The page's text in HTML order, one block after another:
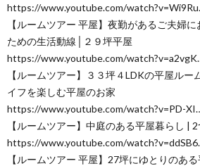
https://www.youtube.com/
【ルームツアー 平屋】夜勤があるご夫婦
ための生活動線│２９坪平屋
https://www.youtube.com/
【ルームツアー】３３坪４LDKの平屋ルー
イフを楽しむ平屋のお家
https://www.youtube.com/watch?v=PD-
【ルームツアー】中庭のある平屋暮らし |
https://www.youtube.com/
【ルームツアー 平屋】27坪にゆとりのあ